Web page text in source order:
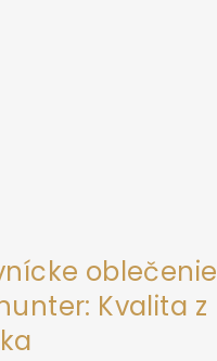
oblečenie
Kvalita z